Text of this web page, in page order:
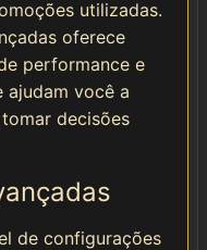
utilizadas.
oferece
performance e
ajudam você a
decisões
de configurações